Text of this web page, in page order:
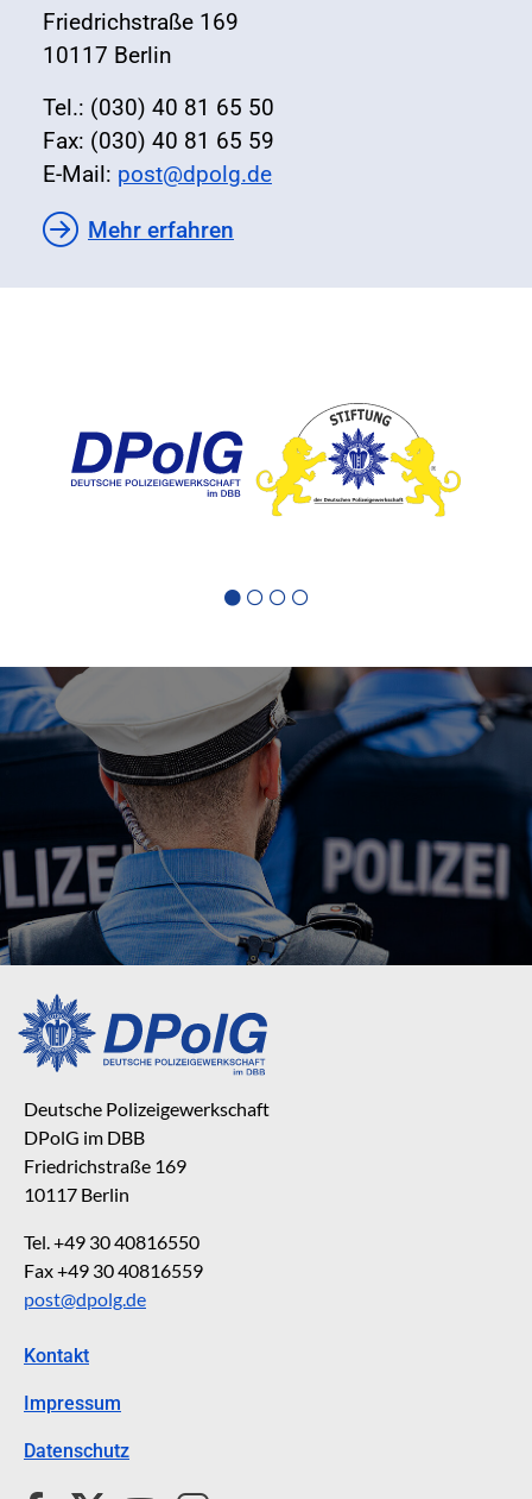
Friedrichstraße 169
10117 Berlin
Tel.: (030) 40 81 65 50
Fax: (030) 40 81 65 59
E-Mail: post@dpolg.de
Mehr erfahren
Deutsche Polizeigewerkschaft
DPolG im DBB
Friedrichstraße 169
10117 Berlin
Tel. +49 30 40816550
Fax +49 30 40816559
post@dpolg.de
Kontakt
Impressum
Datenschutz